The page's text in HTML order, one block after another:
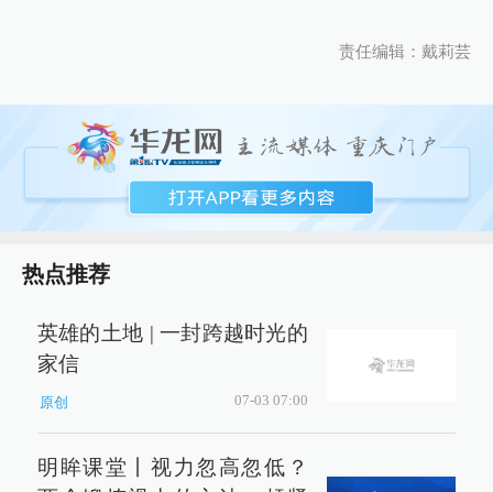
责任编辑：戴莉芸
热点推荐
英雄的土地 | 一封跨越时光的
家信
原创 07-03 07:00
明眸课堂丨视力忽高忽低？